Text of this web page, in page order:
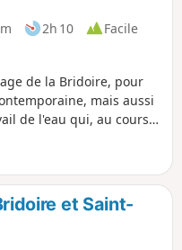
2h 10
Facile
de la Bridoire, pour
mais aussi
de l'eau qui, au cours
dont une série
et Saint-